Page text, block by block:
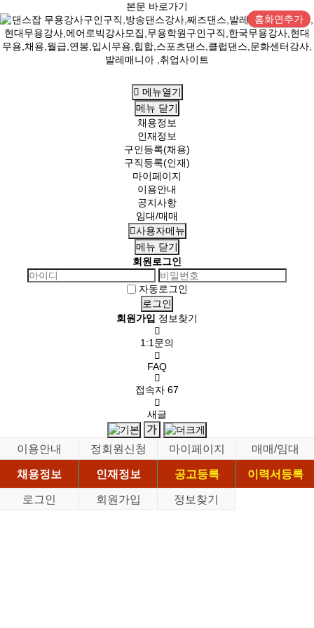
본문 바로가기
홈화면추가
메뉴열기
메뉴 닫기
채용정보
인재정보
구인등록(채용)
구직등록(인재)
마이페이지
이용안내
공지사항
임대/매매
사용자메뉴
메뉴 닫기
회원로그인
자동로그인
회원가입 정보찾기
1:1문의
FAQ
접속자 67
새글
이용안내 정회원신청 마이페이지
매매/임대
채용정보
인재정보 공고등록
이력서등록
로그인
회원가입 정보찾기